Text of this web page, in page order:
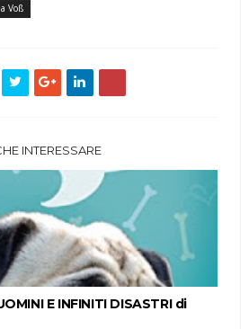
Voß
INTERESSARE
E INFINITI DISASTRI di